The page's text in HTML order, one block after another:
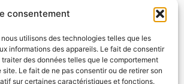
consentement
utilisons des technologies telles que les
informations des appareils. Le fait de consentir
des données telles que le comportement
Le fait de ne pas consentir ou de retirer son
sur certaines caractéristiques et fonctions.